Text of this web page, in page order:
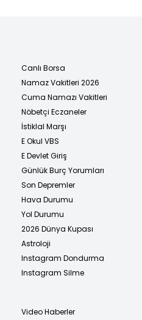
Canlı Borsa
Namaz Vakitleri 2026
Cuma Namazı Vakitleri
Nöbetçi Eczaneler
İstiklal Marşı
E Okul VBS
E Devlet Giriş
Günlük Burç Yorumları
Son Depremler
Hava Durumu
Yol Durumu
2026 Dünya Kupası
Astroloji
Instagram Dondurma
Instagram Silme
Video Haberler